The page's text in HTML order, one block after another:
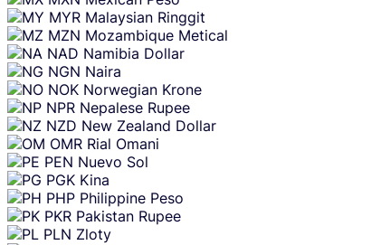
MYR Malaysian Ringgit
MZN Mozambique Metical
NAD Namibia Dollar
NGN Naira
NOK Norwegian Krone
NPR Nepalese Rupee
NZD New Zealand Dollar
OMR Rial Omani
PEN Nuevo Sol
PGK Kina
PHP Philippine Peso
PKR Pakistan Rupee
PLN Zloty